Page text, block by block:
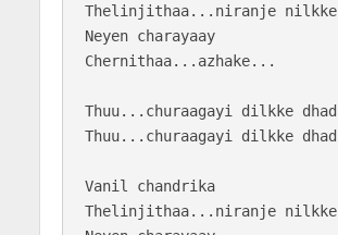
Thelinjithaa...niranje nilkke
Neyen charayaay
Chernithaa...azhake...
Thuu...churaagayi dilkke
Thuu...churaagayi dilkke
Vanil chandrika
Thelinjithaa...niranje nilkke